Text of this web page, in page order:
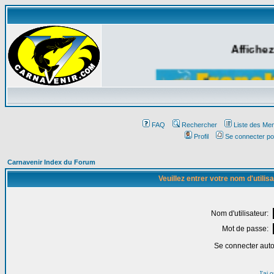
FAQ Rechercher
Liste des
Profil
Se connecter
Carnavenir Index du Forum
Veuillez entrer votre nom
Nom d'utilisateur:
Mot de passe:
Se connecter